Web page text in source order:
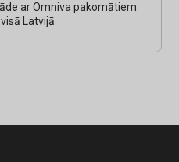
ar Omniva pakomātiem
visā Latvijā